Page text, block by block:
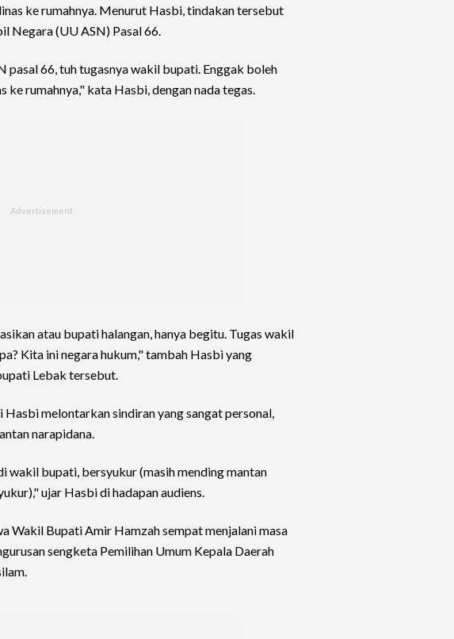
ke rumahnya. Menurut Hasbi, tindakan tersebut
Negara (UU ASN) Pasal 66.
pasal 66, tuh tugasnya wakil bupati. Enggak boleh
rumahnya," kata Hasbi, dengan nada tegas.
atau bupati halangan, hanya begitu. Tugas wakil
Kita ini negara hukum," tambah Hasbi yang
Lebak tersebut.
Hasbi melontarkan sindiran yang sangat personal,
narapidana.
wakil bupati, bersyukur (masih mending mantan
ujar Hasbi di hadapan audiens.
Wakil Bupati Amir Hamzah sempat menjalani masa
sengketa Pemilihan Umum Kepala Daerah